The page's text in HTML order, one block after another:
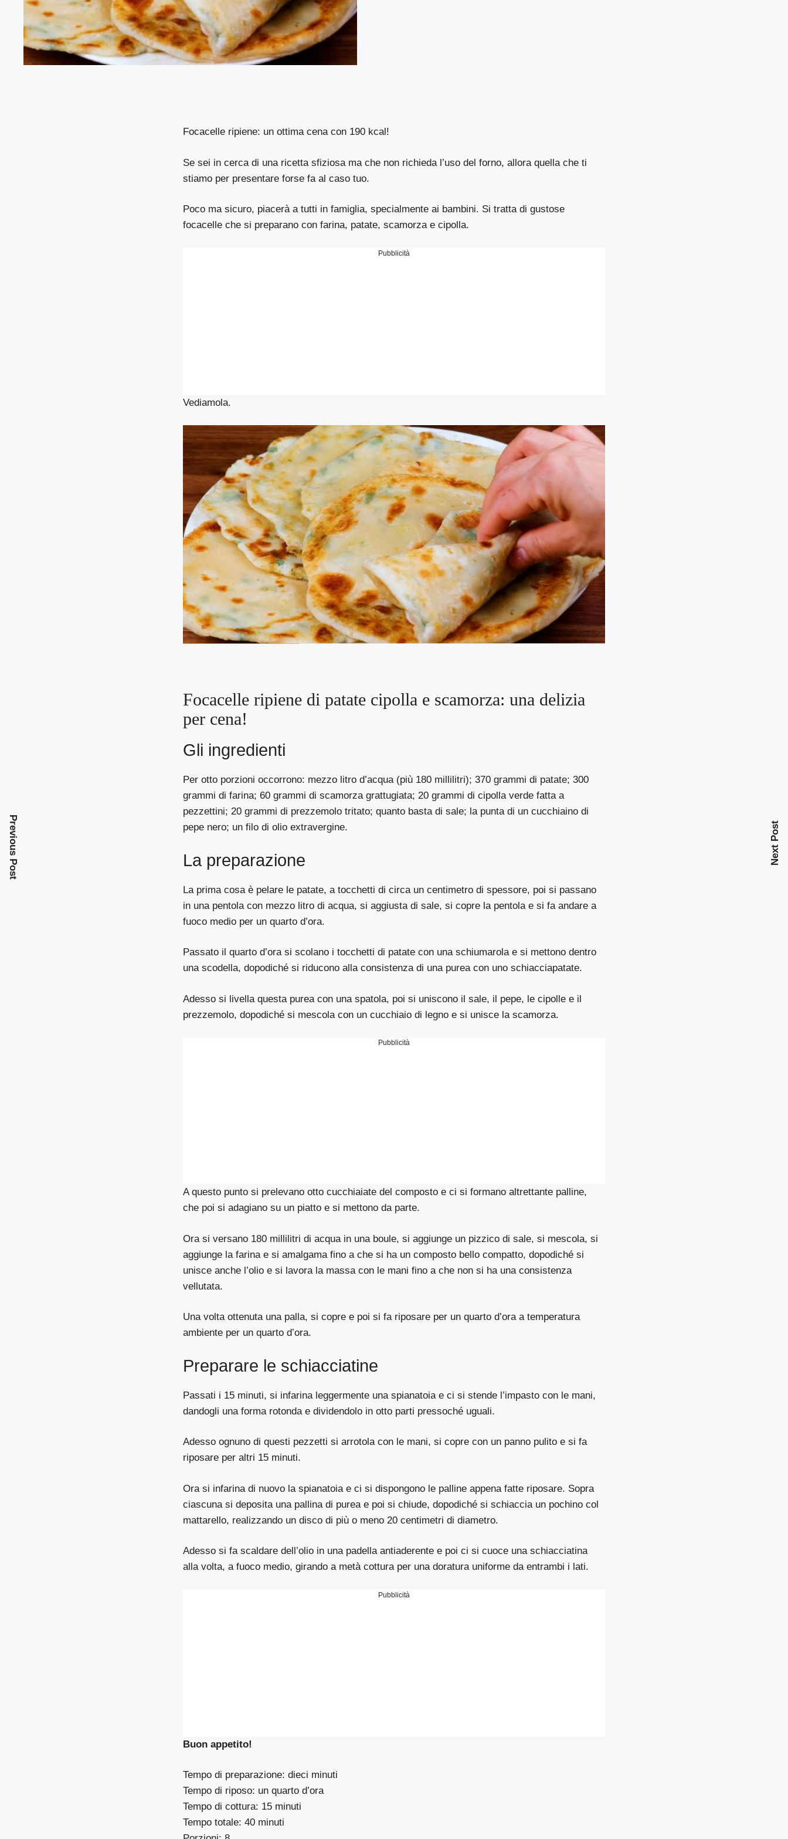
Focacelle ripiene: un ottima cena con 190 kcal!
Se sei in cerca di una ricetta sfiziosa ma che non richieda l’uso del forno, allora quella che ti
stiamo per presentare forse fa al caso tuo.
Poco ma sicuro, piacerà a tutti in famiglia, specialmente ai bambini. Si tratta di gustose
focacelle che si preparano con farina, patate, scamorza e cipolla.
Pubblicità
Vediamola.
Focacelle ripiene di patate cipolla e scamorza: una delizia
per cena!
Gli ingredienti
Per otto porzioni occorrono: mezzo litro d’acqua (più 180 millilitri); 370 grammi di patate; 300
grammi di farina; 60 grammi di scamorza grattugiata; 20 grammi di cipolla verde fatta a
pezzettini; 20 grammi di prezzemolo tritato; quanto basta di sale; la punta di un cucchiaino di
pepe nero; un filo di olio extravergine.
La preparazione
La prima cosa è pelare le patate, a tocchetti di circa un centimetro di spessore, poi si passano
in una pentola con mezzo litro di acqua, si aggiusta di sale, si copre la pentola e si fa andare a
fuoco medio per un quarto d’ora.
Passato il quarto d’ora si scolano i tocchetti di patate con una schiumarola e si mettono dentro
una scodella, dopodiché si riducono alla consistenza di una purea con uno schiacciapatate.
Adesso si livella questa purea con una spatola, poi si uniscono il sale, il pepe, le cipolle e il
prezzemolo, dopodiché si mescola con un cucchiaio di legno e si unisce la scamorza.
Pubblicità
A questo punto si prelevano otto cucchiaiate del composto e ci si formano altrettante palline,
che poi si adagiano su un piatto e si mettono da parte.
Ora si versano 180 millilitri di acqua in una boule, si aggiunge un pizzico di sale, si mescola, si
aggiunge la farina e si amalgama fino a che si ha un composto bello compatto, dopodiché si
unisce anche l’olio e si lavora la massa con le mani fino a che non si ha una consistenza
vellutata.
Una volta ottenuta una palla, si copre e poi si fa riposare per un quarto d’ora a temperatura
ambiente per un quarto d’ora.
Preparare le schiacciatine
Passati i 15 minuti, si infarina leggermente una spianatoia e ci si stende l’impasto con le mani,
dandogli una forma rotonda e dividendolo in otto parti pressoché uguali.
Adesso ognuno di questi pezzetti si arrotola con le mani, si copre con un panno pulito e si fa
riposare per altri 15 minuti.
Ora si infarina di nuovo la spianatoia e ci si dispongono le palline appena fatte riposare. Sopra
ciascuna si deposita una pallina di purea e poi si chiude, dopodiché si schiaccia un pochino col
mattarello, realizzando un disco di più o meno 20 centimetri di diametro.
Adesso si fa scaldare dell’olio in una padella antiaderente e poi ci si cuoce una schiacciatina
alla volta, a fuoco medio, girando a metà cottura per una doratura uniforme da entrambi i lati.
Pubblicità
Buon appetito!
Tempo di preparazione: dieci minuti
Tempo di riposo: un quarto d’ora
Tempo di cottura: 15 minuti
Tempo totale: 40 minuti
Previous Post Next Post